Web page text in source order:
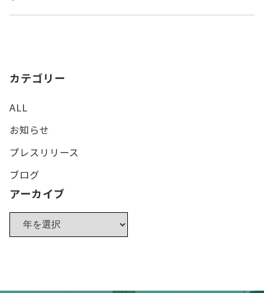
カテゴリー
ALL
お知らせ
プレスリリース
ブログ
アーカイブ